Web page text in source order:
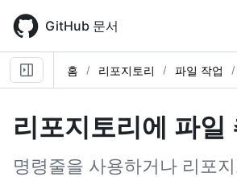
main
content
GitHub 문서
홈 리포지토리 파일 작업
리포지토리에 파일
명령줄을 사용하거나 리포